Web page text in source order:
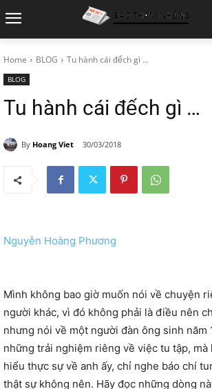
Home BLOG Tu hành cái đếch gì …
BLOG
Tu hành cái đếch gì …
By Hoang Viet 30/03/2018
Nguyễn Hoàng Phương
Mình không bao giờ muốn nói về chuyện
người khác, vì đó không phải là điều nên
nhưng nói về một người đàn ông sinh năm
những trải nghiệm riêng về việc tu tập, mà
hiểu thực sự về anh ấy, chỉ nghe báo chí
thật sự không nên. Hãy đọc những dòng